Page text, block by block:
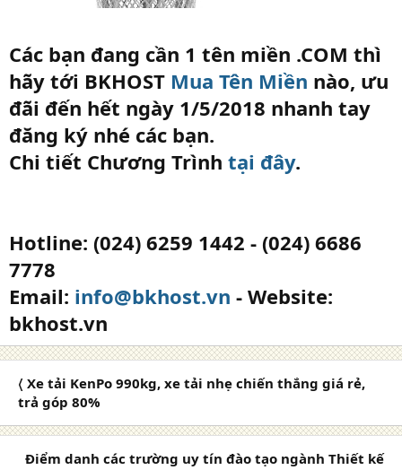
Các bạn đang cần 1 tên miền .COM thì
hãy tới BKHOST Mua Tên Miền nào, ưu
đãi đến hết ngày 1/5/2018 nhanh tay
đăng ký nhé các bạn.
Chi tiết Chương Trình tại đây.
Hotline: (024) 6259 1442 - (024) 6686
7778
Email: info@bkhost.vn - Website:
bkhost.vn
〈 Xe tải KenPo 990kg, xe tải nhẹ chiến thắng giá rẻ,
trả góp 80%
Điểm danh các trường uy tín đào tạo ngành Thiết kế